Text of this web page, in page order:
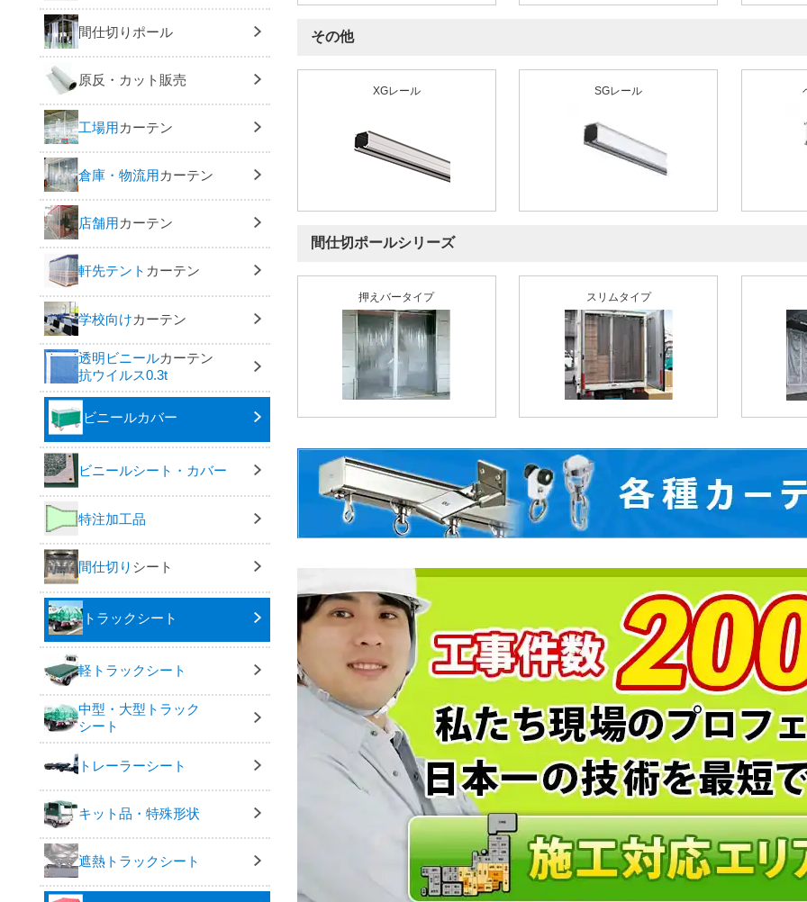
間仕切りポール
原反・カット販売
工場用カーテン
倉庫・物流用カーテン
店舗用カーテン
軒先テント カーテン
学校向けカーテン
透明ビニールカーテン
抗ウイルス0.3t
ビニールカバー
ビニールシート・カバー
特注加工品
間仕切り シート
トラックシート
軽トラックシート
中型・大型トラック
シート
トレーラーシート
キット品・特殊形状
遮熱トラックシート
その他
XGレール SGレール
間仕切ポールシリーズ
押えバータイプ スリムタイプ